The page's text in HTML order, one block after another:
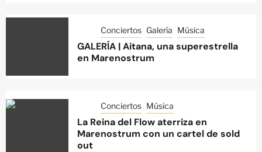
Conciertos Galería Música
GALERÍA | Aitana, una superestrella
en Marenostrum
Conciertos Música
La Reina del Flow aterriza en
Marenostrum con un cartel de sold
out